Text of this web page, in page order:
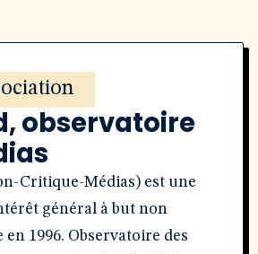
observatoire
Critique-Médias) est une
général à but non
1996. Observatoire des